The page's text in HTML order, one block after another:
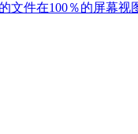
文件在100％的屏幕视